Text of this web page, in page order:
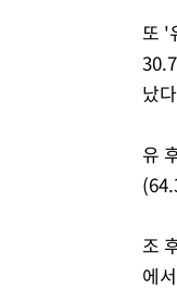
또 '
났
유
조
에